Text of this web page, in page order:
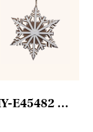
HY-E45482 雪花吊坠图案3